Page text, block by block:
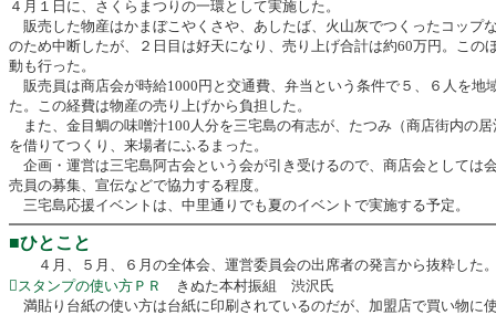
４月１日に、さくらまつりの一環として実施した。
販売した物産はかまぼこやくさや、あしたば、火山灰でつくったコップ
のため中断したが、２日目は好天になり、売り上げ合計は約60万円。この
動も行った。
販売員は商店会が時給1000円と交通費、弁当という条件で５、６人を地
た。この経費は物産の売り上げから負担した。
また、金目鯛の味噌汁100人分を三宅島の有志が、たつみ（商店街内の
を借りてつくり、来場者にふるまった。
企画・運営は三宅島阿古会という会が引き受けるので、商店会としては
売員の募集、宣伝などで協力する程度。
三宅島応援イベントは、中里通りでも夏のイベントで実施する予定。
■ひとこと
４月、５月、６月の全体会、運営委員会の出席者の発言から抜粋した
スタンプの使い方ＰＲ
きぬた本村振組 渋沢氏
満貼り台紙の使い方は台紙に印刷されているのだが、加盟店で買い物に